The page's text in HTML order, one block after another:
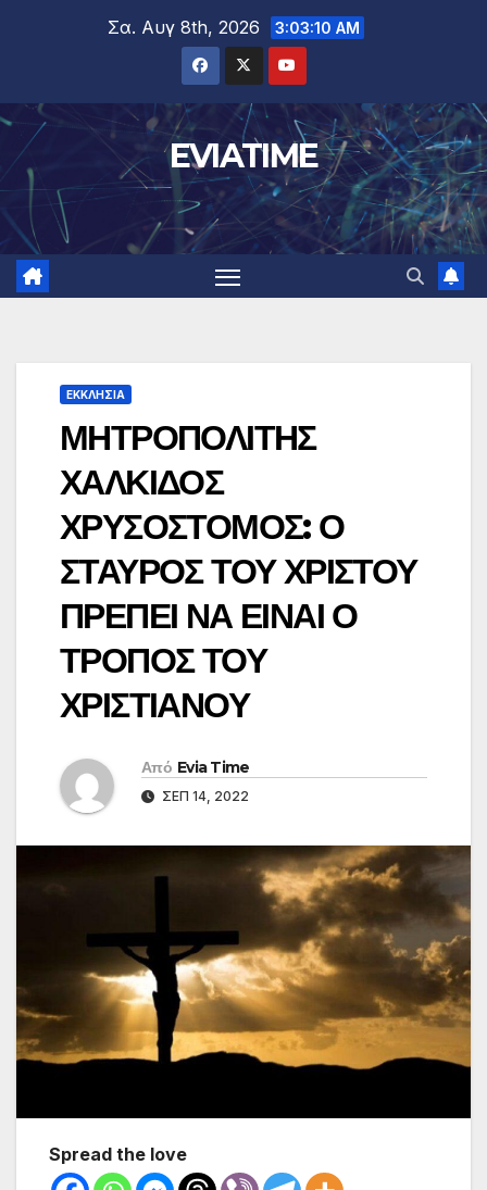
Σα. Αυγ 8th, 2026 3:03:11 AM
EVIATIME
ΕΚΚΛΗΣΙΑ
ΜΗΤΡΟΠΟΛΙΤΗΣ
ΧΑΛΚΙΔΟΣ
ΧΡΥΣΟΣΤΟΜΟΣ: Ο
ΣΤΑΥΡΟΣ ΤΟΥ ΧΡΙΣΤΟΥ
ΠΡΕΠΕΙ ΝΑ ΕΙΝΑΙ Ο
ΤΡΟΠΟΣ ΤΟΥ
ΧΡΙΣΤΙΑΝΟΥ
Από Evia Time
ΣΕΠ 14, 2022
Spread the love